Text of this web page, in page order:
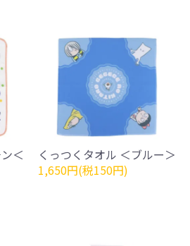
＜
くっつくタオル ＜ブルー＞
1,650円(税150円)